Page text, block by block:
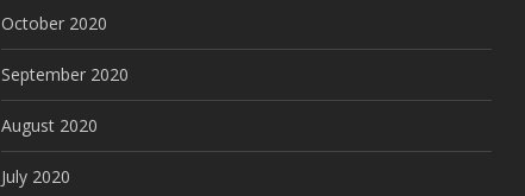
October 2020
September 2020
August 2020
July 2020